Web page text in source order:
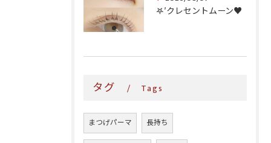
𖤐′クレセントムーン♥️
タグ Tags
まつげパーマ 長持ち